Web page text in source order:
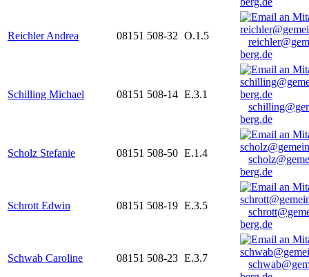
Reichler Andrea 08151 508-32 O.1.5
berg.de
Schilling Michael 08151 508-14 E.3.1
berg.de
Scholz Stefanie 08151 508-50 E.1.4
berg.de
Schrott Edwin 08151 508-19 E.3.5
berg.de
Schwab Caroline 08151 508-23 E.3.7